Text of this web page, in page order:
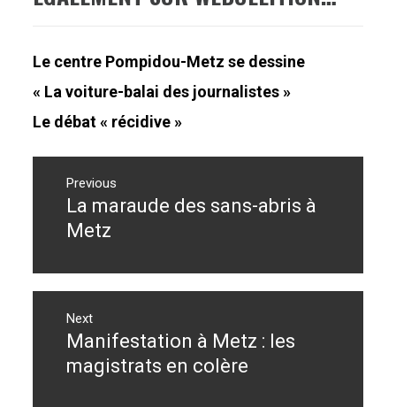
Le centre Pompidou-Metz se dessine
« La voiture-balai des journalistes »
Le débat « récidive »
Navigation
l’article
Previous
Previous
post:
La maraude des sans-abris à
Metz
Next
Next
post:
Manifestation à Metz : les
magistrats en colère